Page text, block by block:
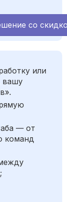
со
или
вашу
— от
команд